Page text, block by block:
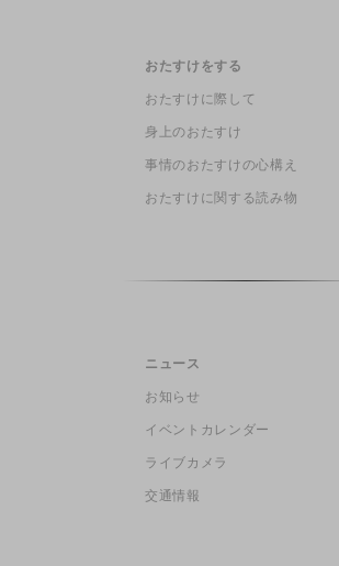
おたすけをする
おたすけに際して
身上のおたすけ
事情のおたすけの心構え
おたすけに関する読み物
ニュース
お知らせ
イベントカレンダー
ライブカメラ
交通情報